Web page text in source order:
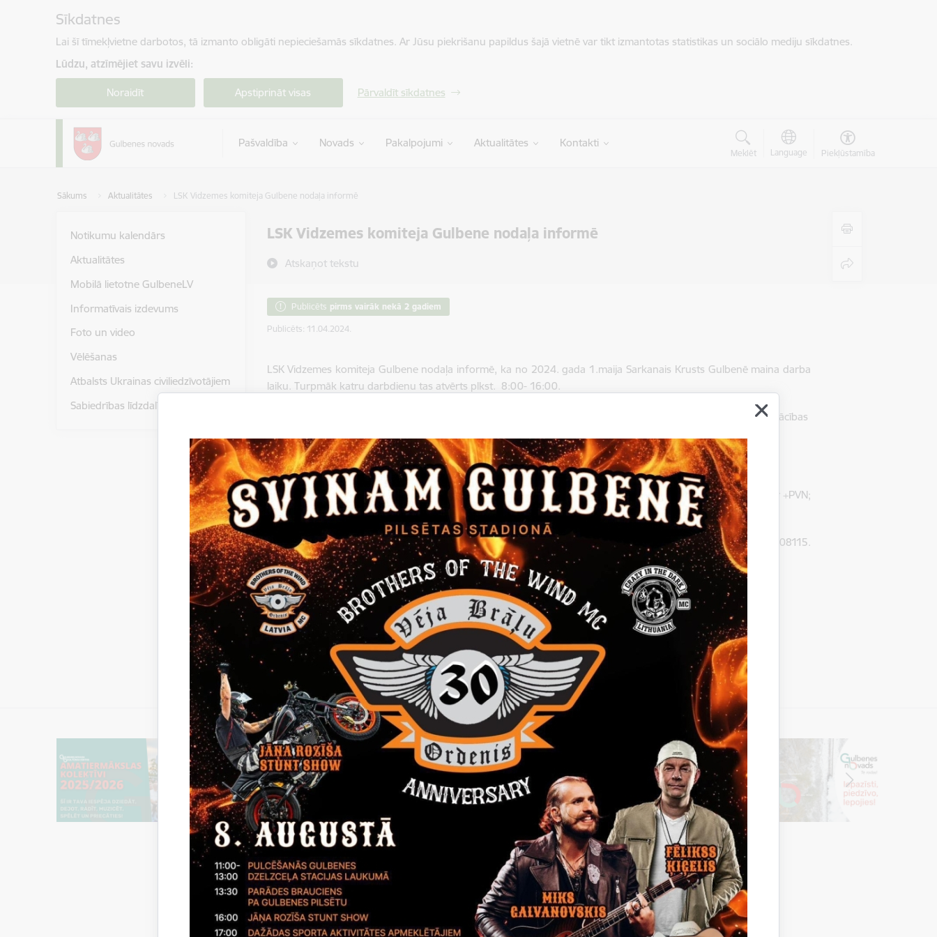
Sīkdatnes
Lai šī tīmekļvietne darbotos, tā izmanto obligāti nepieciešamās sīkdatnes. Ar Jūsu piekrišanu papildus šajā vietnē var tikt izmantotas statistikas un sociālo mediju sīkdatnes.
Lūdzu, atzīmējiet savu izvēli:
Noraidīt Apstiprināt visas Pārvaldīt sīkdatnes
Pašvaldība Novads Pakalpojumi Aktualitātes Kontakti
Meklēt Language Piekļūstamība
Sākums Aktualitātes LSK Vidzemes komiteja Gulbene nodaļa informē
LSK Vidzemes komiteja Gulbene nodaļa informē
Atskaņot tekstu
Notikumu kalendārs
Aktualitātes
Mobilā lietotne GulbeneLV
Informatīvais izdevums
Foto un video
Vēlēšanas
Atbalsts Ukrainas civiliedzīvotājiem
Sabiedrības līdzdalība
Publicēts pirms vairāk nekā 2 gadiem
Publicēts: 11.04.2024.
LSK Vidzemes komiteja Gulbene nodaļa informē, ka no 2024. gada 1.maija Sarkanais Krusts Gulbenē maina darba
laiku. Turpmāk katru darbdienu tas atvērts plkst. 8:00- 16:00.
Šajā laikā, varēs izmantot šādus pakalpojumus: palīglīdzekļu noma, mazcenas veikals, pirmās palīdzības apmācības
ESF un Eiropas pārtikas un higiēnas pakas dalīs: 9:00-13:00 katru darba dienu. Kontakttālrunis 26307467.
Pirmās palīdzības apmācības Gulbenes birojā:autovadītājiem, medniekiem 15 akadēmiskās stundas – 50 eur +PVN;
izglītības iestāžu darbiniekiem, ofisu darbiniekiem 12 akadēmiskās stundas – 30 eur + PVN.
Apliecību derīguma termiņš: 5 gadi. Norises vieta: Klēts iela 6,Gulbene. Pieteikties, zvanot t. 26307467, 22008115.
Teorija – ZOOM platformā, praktiskā nodarbība Klēts ielā 6, Gulbenē.
Saistītas tēmas
Aktualitātes: sociālais pakalpojums Sarkanais krusts
Vai šī informācija bija noderīga?
Sniegt atsauksmi